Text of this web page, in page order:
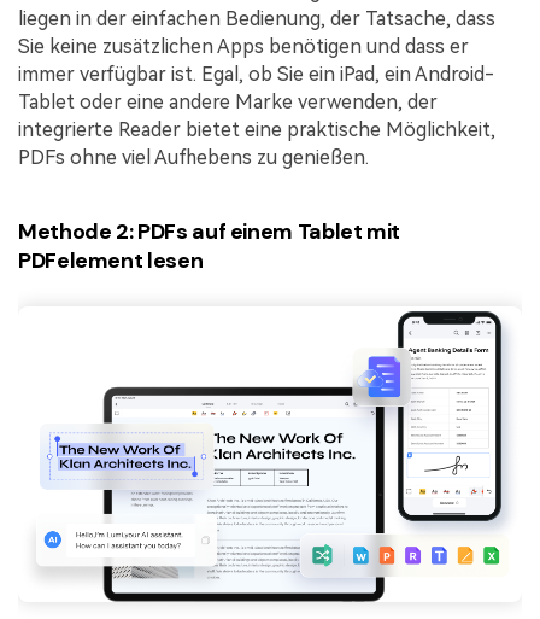
liegen in der einfachen Bedienung, der Tatsache, dass
Sie keine zusätzlichen Apps benötigen und dass er
immer verfügbar ist. Egal, ob Sie ein iPad, ein Android-
Tablet oder eine andere Marke verwenden, der
integrierte Reader bietet eine praktische Möglichkeit,
PDFs ohne viel Aufhebens zu genießen.
Methode 2: PDFs auf einem Tablet mit
PDFelement lesen